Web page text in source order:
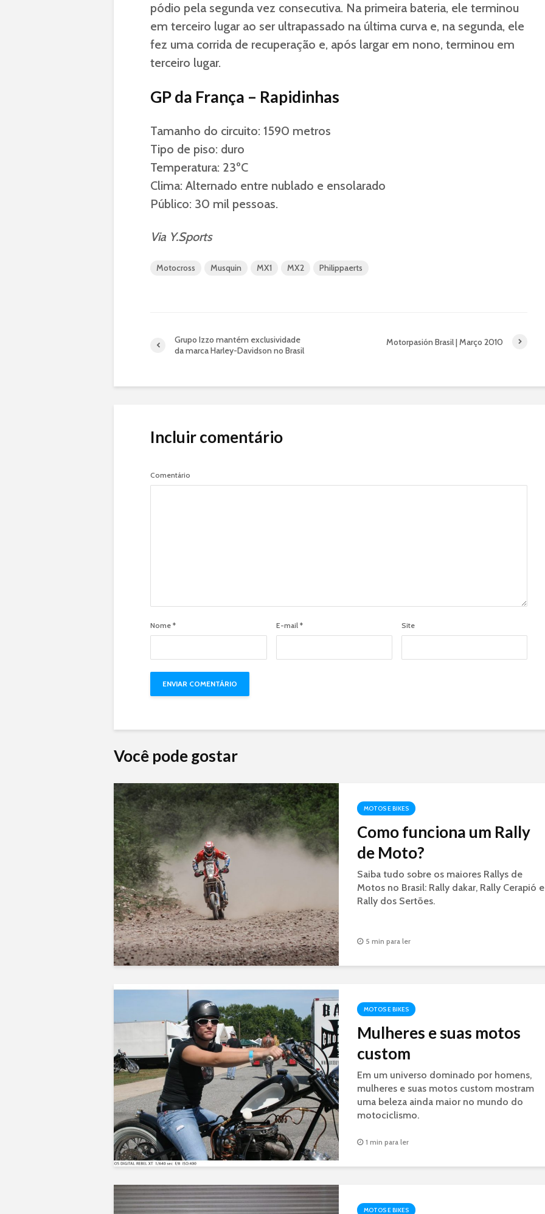
pódio pela segunda vez consecutiva. Na primeira bateria, ele terminou
em terceiro lugar ao ser ultrapassado na última curva e, na segunda, ele
fez uma corrida de recuperação e, após largar em nono, terminou em
terceiro lugar.
GP da França – Rapidinhas
Tamanho do circuito: 1590 metros
Tipo de piso: duro
Temperatura: 23ºC
Clima: Alternado entre nublado e ensolarado
Público: 30 mil pessoas.
Via Y.Sports
Motocross Musquin MX1 MX2 Philippaerts
Grupo Izzo mantém exclusividade
da marca Harley-Davidson no Brasil
Motorpasión Brasil | Março 2010
Incluir comentário
Comentário
Nome * E-mail * Site
Você pode gostar
MOTOS E BIKES
Como funciona um Rally
de Moto?
Saiba tudo sobre os maiores Rallys de
Motos no Brasil: Rally dakar, Rally Cerapió e
Rally dos Sertões.
5 min para ler
MOTOS E BIKES
Mulheres e suas motos
custom
Em um universo dominado por homens,
mulheres e suas motos custom mostram
uma beleza ainda maior no mundo do
motociclismo.
1 min para ler
MOTOS E BIKES